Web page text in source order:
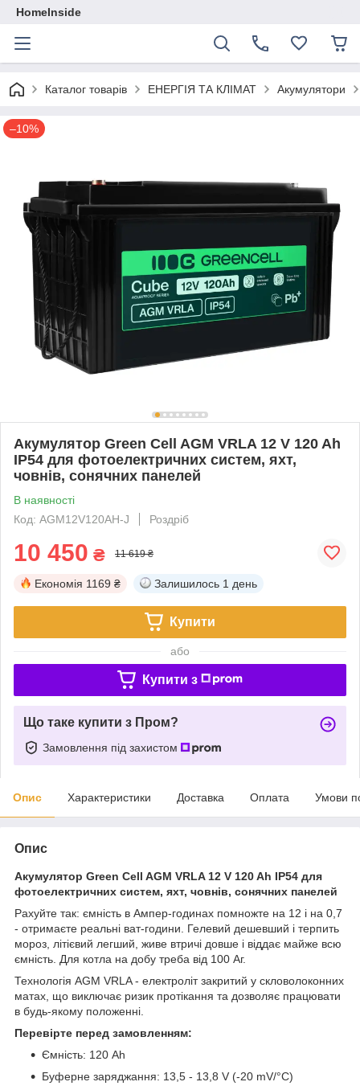
HomeInside
Каталог товарiв ЕНЕРГІЯ ТА КЛІМАТ Акумулятори
–10%
Акумулятор Green Cell AGM VRLA 12 V 120 Ah
IP54 для фотоелектричних систем, яхт,
човнів, сонячних панелей
В наявності
Код: AGM12V120AH-J
Роздріб
10 450 ₴ 11 619 ₴
Економія 1169 ₴ Залишилось 1 день
Купити
або
Купити з
Що таке купити з Пром?
Замовлення під захистом
Опис Характеристики Доставка Оплата Умови
Опис
Акумулятор Green Cell AGM VRLA 12 V 120 Ah IP54 для
фотоелектричних систем, яхт, човнів, сонячних панелей
Рахуйте так: ємність в Ампер-годинах помножте на 12 і на 0,7
- отримаєте реальні ват-години. Гелевий дешевший і терпить
мороз, літієвий легший, живе втричі довше і віддає майже всю
ємність. Для котла на добу треба від 100 Аг.
Технологія AGM VRLA - електроліт закритий у скловолоконних
матах, що виключає ризик протікання та дозволяє працювати
в будь-якому положенні.
Перевірте перед замовленням:
Ємність: 120 Ah
Буферне заряджання: 13,5 - 13,8 V (-20 mV/°C)